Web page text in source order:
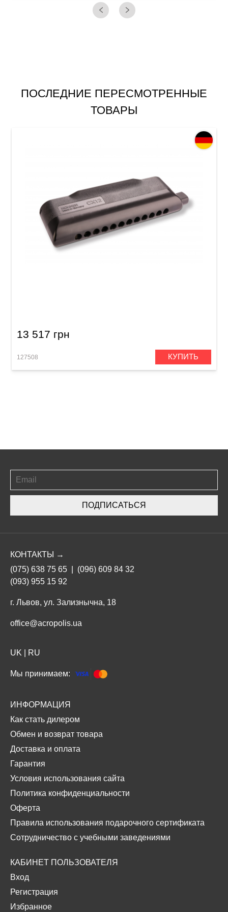
ПОСЛЕДНИЕ ПЕРЕСМОТРЕННЫЕ
ТОВАРЫ
13 517 грн
127508 КУПИТЬ
ПОДПИСАТЬСЯ
КОНТАКТЫ →
(075) 638 75 65
(096) 609 84 32
(093) 955 15 92
г. Львов, ул. Зализнычна, 18
office@acropolis.ua
UK RU
Мы принимаем:
ИНФОРМАЦИЯ
Как стать дилером
Обмен и возврат товара
Доставка и оплата
Гарантия
Условия использования сайта
Политика конфиденциальности
Оферта
Правила использования подарочного сертификата
Сотрудничество с учебными заведениями
КАБИНЕТ ПОЛЬЗОВАТЕЛЯ
Вход
Регистрация
Избранное